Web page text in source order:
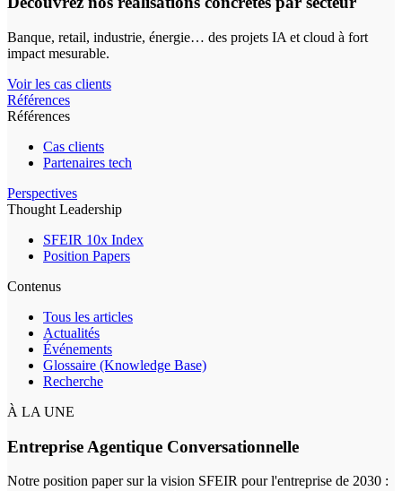
Banque, retail, industrie, énergie… des projets IA et cloud à fort
impact mesurable.
Voir les cas clients
Références
Références
Cas clients
Partenaires tech
Perspectives
Thought Leadership
SFEIR 10x Index
Position Papers
Contenus
Tous les articles
Actualités
Événements
Glossaire (Knowledge Base)
Recherche
À LA UNE
Entreprise Agentique Conversationnelle
Notre position paper sur la vision SFEIR pour l'entreprise de 2030 :